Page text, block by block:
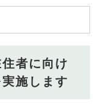
者に向け
施します